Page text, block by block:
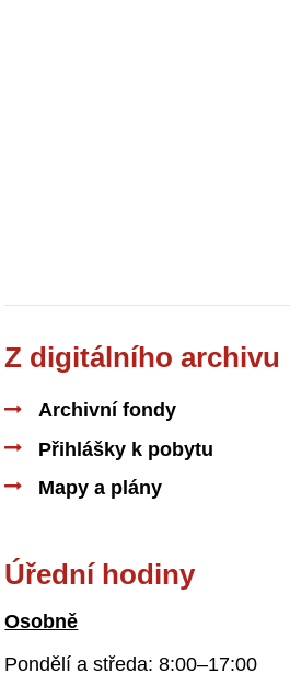
Z digitálního archivu
Archivní fondy
Přihlášky k pobytu
Mapy a plány
Úřední hodiny
Osobně
Pondělí a středa: 8:00–17:00